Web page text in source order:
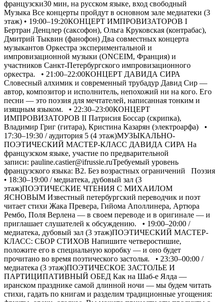
французски30 мин, на русском языке, вход свободный
Музыка Все концерты пройдут в основном зале медиатеки (3
этаж) • 19:00–19:20КОНЦЕРТ ИМПРОВИЗАТОРОВ I
Бертран Денцлер (саксофон), Ольга Круковская (контрабас),
Дмитрий Тыквин (фанофон) Два совместных концерта
музыкантов Оркестра экспериментальной и
импровизационной музыки (ONCEIM, Франция) и
участников Санкт-Петербургского импровизационного
оркестра. • 21:00–22:00КОНЦЕРТ ДАВИДА СИРА
Словесный алхимик и современный трубадур Давид Сир —
автор, композитор и исполнитель, непохожий ни на кого. Его
песни — это поэзия для мечтателей, написанная тонким и
изящным языком. • 22:30–23:00КОНЦЕРТ
ИМПРОВИЗАТОРОВ II Патрисия Боссар (скрипка),
Владимир Григ (гитара), Кристина Казарян (электроарфа) •
17:30–19:30 / аудитория 5 (4 этаж)МУЗЫКАЛЬНО-
ПОЭТИЧЕСКИЙ МАСТЕР-КЛАСС ДАВИДА СИРА На
французском языке, участие по предварительной
записи: pauline.castier@ifrussie.ruТребуемый уровень
французского языка: B2. Без возрастных ограничений Поэзия
• 18:30–19:00 / медиатека, дубовый зал (3
этаж)ПОЭТИЧЕСКИЕ ЧТЕНИЯ С МИХАИЛОМ
ЯСНОВЫМ Известный петербургский переводчик и поэт
читает стихи Жака Превера, Гийома Аполлинера, Артюра
Рембо, Поля Верлена — в своем переводе и в оригинале — и
приглашает слушателей к обсуждению. • 19:00–20:00 /
медиатека, дубовый зал (3 этаж)ПОЭТИЧЕСКИЙ МАСТЕР-
КЛАСС: СБОР СТИХОВ Напишите четверостишие,
положите его в специальную коробку — и оно будет
прочитано во время поэтического застолья. • 23:30–00:00 /
медиатека (3 этаж)ПОЭТИЧЕСКОЕ ЗАСТОЛЬЕ И
ПАРТИЦИПАТИВНЫЙ ОБЕД Как на Шаб-е Ялда —
иранском празднике самой длинной ночи — мы будем читать
стихи, гадать по книгам и разделим традиционные угощения: